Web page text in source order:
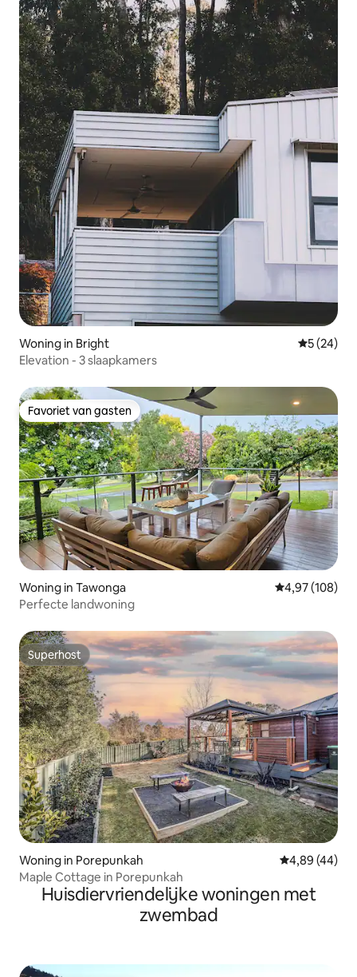
Woning in Bright
5 (24)
Elevation - 3 slaapkamers
Favoriet van gasten
Favoriet van gasten
Woning in Tawonga Gemiddelde
4,97 (108)
Perfecte landwoning
Superhost
Superhost
Woning in Porepunkah Gemiddelde
4,89 (44)
Maple Cottage in Porepunkah
Huisdiervriendelijke woningen met
zwembad